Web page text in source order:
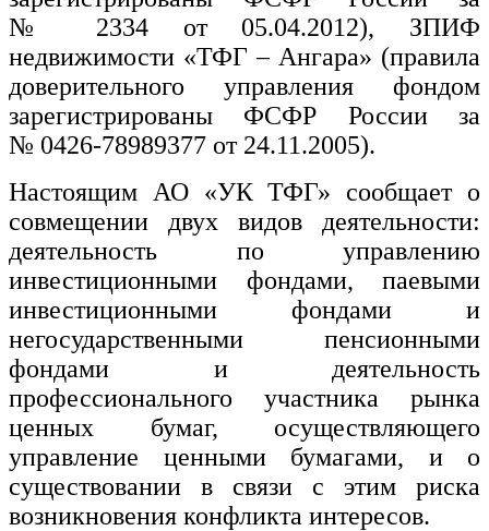
№ 2334 от 05.04.2012), ЗПИФ
недвижимости «ТФГ – Ангара» (правила
доверительного управления фондом
зарегистрированы ФСФР России за
№ 0426-78989377 от 24.11.2005).
Настоящим АО «УК ТФГ» сообщает о
совмещении двух видов деятельности:
деятельность по управлению
инвестиционными фондами, паевыми
инвестиционными фондами и
негосударственными пенсионными
фондами и деятельность
профессионального участника рынка
ценных бумаг, осуществляющего
управление ценными бумагами, и о
существовании в связи с этим риска
возникновения конфликта интересов.